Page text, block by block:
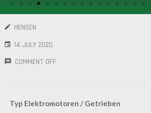
EQUIPMENT
HENSEN
14 JULY 2020
COMMENT OFF
Typ Elektromotoren / Getrieben